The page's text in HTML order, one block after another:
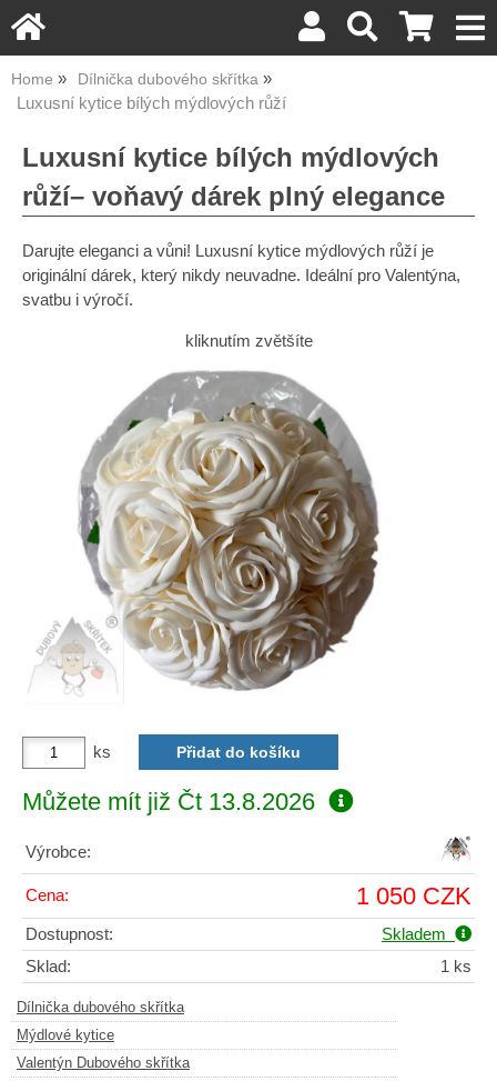
Home Dílnička dubového skřítka
Luxusní kytice bílých mýdlových růží
Luxusní kytice bílých mýdlových
růží– voňavý dárek plný elegance
Darujte eleganci a vůni! Luxusní kytice mýdlových růží je
originální dárek, který nikdy neuvadne. Ideální pro Valentýna,
svatbu i výročí.
kliknutím zvětšíte
ks
Můžete mít již Čt 13.8.2026
Výrobce:
Cena: 1 050 CZK
Dostupnost:
Skladem
Sklad:
1 ks
Dílnička dubového skřítka
Mýdlové kytice
Valentýn Dubového skřítka